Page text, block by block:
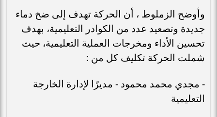
وأوضح الزملوط ، أن الحركة تهدف إلى ضخ دماء
جديدة وتصعيد عدد من الكوادر التعليمية، بهدف
تحسين الأداء ومخرجات العملية التعليمية، حيث
شملت الحركة تكليف كل من :
- مجدي محمد محمود - مديرًا لإدارة الخارجة
التعليمية